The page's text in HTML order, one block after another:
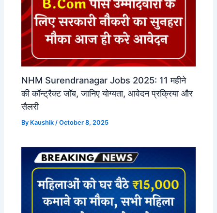
NHM Surendranagar Jobs 2025: 11 महीने
की कॉन्ट्रैक्ट जॉब, जानिए योग्यता, आवेदन प्रक्रिया और
सैलरी
By Kaushik/October 8, 2025